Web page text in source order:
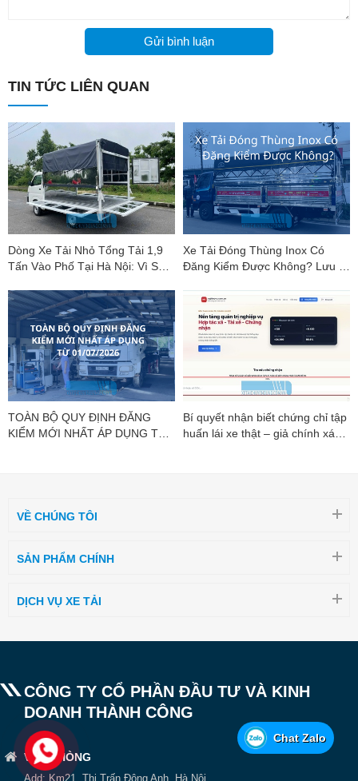
Gửi bình luận
TIN TỨC LIÊN QUAN
Dòng Xe Tải Nhỏ Tổng Tải 1,9
Tấn Vào Phố Tại Hà Nội: Vì Sao
Khúc"?
Xe Tải Đóng Thùng Inox Có
Đăng Kiểm Được Không? Lưu Ý
TOÀN BỘ QUY ĐỊNH ĐĂNG
KIỂM MỚI NHẤT ÁP DỤNG TỪ
Bí quyết nhận biết chứng chỉ tập
huấn lái xe thật – giả chính xác
Chat Zalo
VỀ CHÚNG TÔI
SẢN PHẨM CHÍNH
DỊCH VỤ XE TẢI
CÔNG TY CỔ PHẦN ĐẦU TƯ VÀ KINH
DOANH THÀNH CÔNG
VĂN PHÒNG
Add: Km21, Thị Trấn Đông Anh, Hà Nội